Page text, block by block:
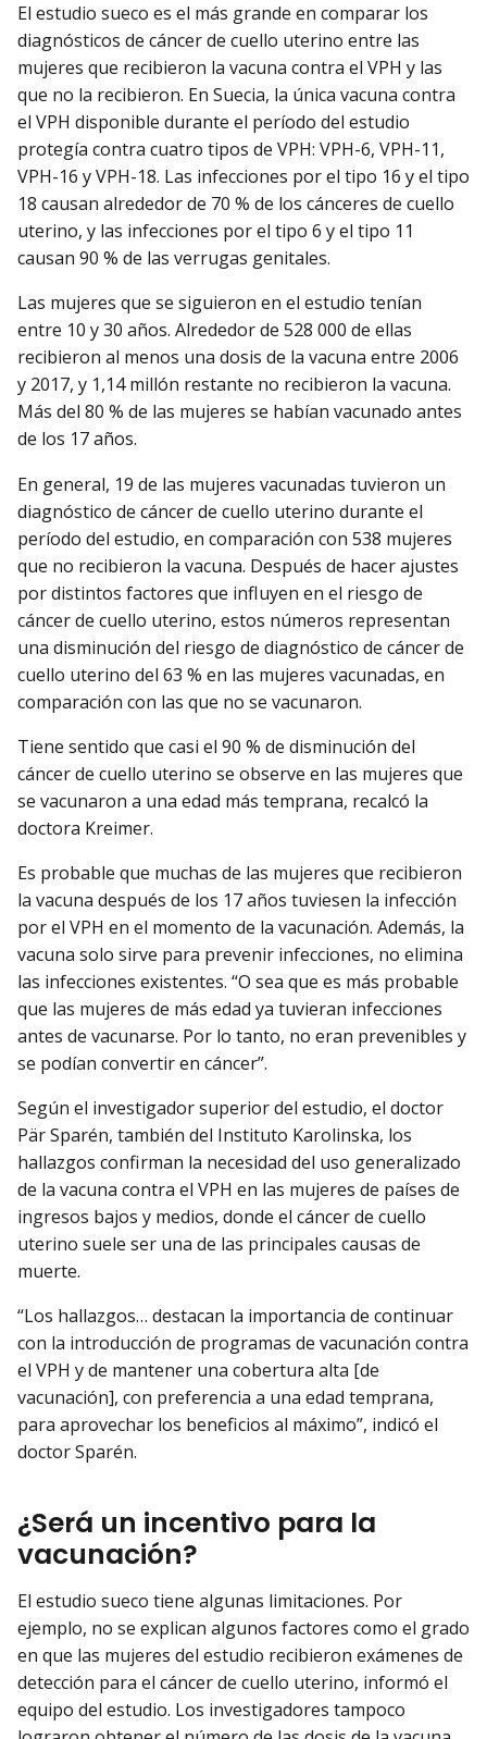
El estudio sueco es el más grande en comparar los
diagnósticos de cáncer de cuello uterino entre las
mujeres que recibieron la vacuna contra el VPH y las
que no la recibieron. En Suecia, la única vacuna contra
el VPH disponible durante el período del estudio
protegía contra cuatro tipos de VPH: VPH-6, VPH-11,
VPH-16 y VPH-18. Las infecciones por el tipo 16 y el tipo
18 causan alrededor de 70 % de los cánceres de cuello
uterino, y las infecciones por el tipo 6 y el tipo 11
causan 90 % de las verrugas genitales.
Las mujeres que se siguieron en el estudio tenían
entre 10 y 30 años. Alrededor de 528 000 de ellas
recibieron al menos una dosis de la vacuna entre 2006
y 2017, y 1,14 millón restante no recibieron la vacuna.
Más del 80 % de las mujeres se habían vacunado antes
de los 17 años.
En general, 19 de las mujeres vacunadas tuvieron un
diagnóstico de cáncer de cuello uterino durante el
período del estudio, en comparación con 538 mujeres
que no recibieron la vacuna. Después de hacer ajustes
por distintos factores que influyen en el riesgo de
cáncer de cuello uterino, estos números representan
una disminución del riesgo de diagnóstico de cáncer de
cuello uterino del 63 % en las mujeres vacunadas, en
comparación con las que no se vacunaron.
Tiene sentido que casi el 90 % de disminución del
cáncer de cuello uterino se observe en las mujeres que
se vacunaron a una edad más temprana, recalcó la
doctora Kreimer.
Es probable que muchas de las mujeres que recibieron
la vacuna después de los 17 años tuviesen la infección
por el VPH en el momento de la vacunación. Además, la
vacuna solo sirve para prevenir infecciones, no elimina
las infecciones existentes. “O sea que es más probable
que las mujeres de más edad ya tuvieran infecciones
antes de vacunarse. Por lo tanto, no eran prevenibles y
se podían convertir en cáncer”.
Según el investigador superior del estudio, el doctor
Pär Sparén, también del Instituto Karolinska, los
hallazgos confirman la necesidad del uso generalizado
de la vacuna contra el VPH en las mujeres de países de
ingresos bajos y medios, donde el cáncer de cuello
uterino suele ser una de las principales causas de
muerte.
“Los hallazgos… destacan la importancia de continuar
con la introducción de programas de vacunación contra
el VPH y de mantener una cobertura alta [de
vacunación], con preferencia a una edad temprana,
para aprovechar los beneficios al máximo”, indicó el
doctor Sparén.
¿Será un incentivo para la
vacunación?
El estudio sueco tiene algunas limitaciones. Por
ejemplo, no se explican algunos factores como el grado
en que las mujeres del estudio recibieron exámenes de
detección para el cáncer de cuello uterino, informó el
equipo del estudio. Los investigadores tampoco